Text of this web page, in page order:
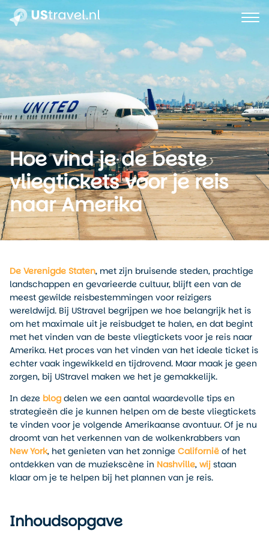
Hoe vind je de beste
vliegtickets voor je reis
naar Amerika
De Verenigde Staten, met zijn bruisende steden, prachtige
landschappen en gevarieerde cultuur, blijft een van de
meest gewilde reisbestemmingen voor reizigers
wereldwijd. Bij UStravel begrijpen we hoe belangrijk het is
om het maximale uit je reisbudget te halen, en dat begint
met het vinden van de beste vliegtickets voor je reis naar
Amerika. Het proces van het vinden van het ideale ticket is
echter vaak ingewikkeld en tijdrovend. Maar maak je geen
zorgen, bij UStravel maken we het je gemakkelijk.
In deze blog delen we een aantal waardevolle tips en
strategieën die je kunnen helpen om de beste vliegtickets
te vinden voor je volgende Amerikaanse avontuur. Of je nu
droomt van het verkennen van de wolkenkrabbers van
New York, het genieten van het zonnige Californië of het
ontdekken van de muziekscène in Nashville, wij staan
klaar om je te helpen bij het plannen van je reis.
Inhoudsopgave